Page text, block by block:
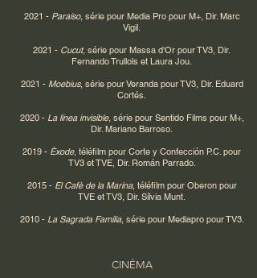
2021 - Paraíso, série pour Media Pro pour M+, Dir. Marc
Vigil.
2021 - Cucut, série pour Massa d'Or pour TV3, Dir.
Fernando Trullols et Laura Jou.
2021 - Moebius, série pour Veranda pour TV3, Dir. Eduard
Cortés.
2020 - La línea invisible, série pour Sentido Films pour M+,
Dir. Mariano Barroso.
2019 - Èxode, téléfilm pour Corte y Confección P.C. pour
TV3 et TVE, Dir. Román Parrado.
2015 - El Cafè de la Marina, téléfilm pour Oberon pour
TVE et TV3, Dir. Sílvia Munt.
2010 - La Sagrada Família, série pour Mediapro pour TV3.
CINÉMA